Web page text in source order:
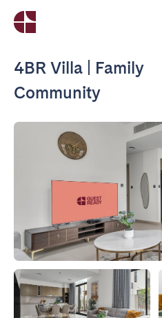
4BR Villa | Family
Community